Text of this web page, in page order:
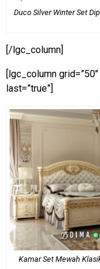
Duco Silver Winter Set
[/lgc_column]
[lgc_column
last=”true”]
Kamar Set Mewah